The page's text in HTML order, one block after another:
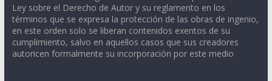
Ley sobre el Derecho de Autor y su reglamento en los
términos que se expresa la protección de las obras de ingenio,
en este orden solo se liberan contenidos exentos de su
cumplimiento, salvo en aquellos casos que sus creadores
autoricen formalmente su incorporación por este medio